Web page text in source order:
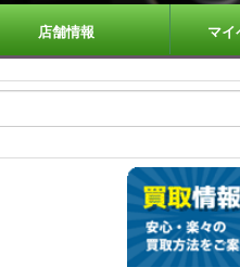
店舗情報 マ